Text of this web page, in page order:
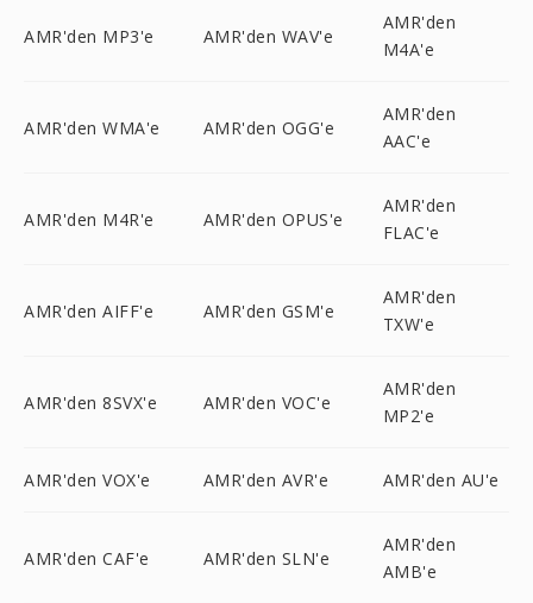
AMR'den MP3'e AMR'den WAV'e
AMR'den
M4A'e
AMR'den WMA'e AMR'den OGG'e
AMR'den
AAC'e
AMR'den M4R'e AMR'den OPUS'e
AMR'den
FLAC'e
AMR'den AIFF'e AMR'den GSM'e
AMR'den
TXW'e
AMR'den 8SVX'e AMR'den VOC'e
AMR'den
MP2'e
AMR'den VOX'e AMR'den AVR'e AMR'den AU'e
AMR'den CAF'e AMR'den SLN'e
AMR'den
AMB'e